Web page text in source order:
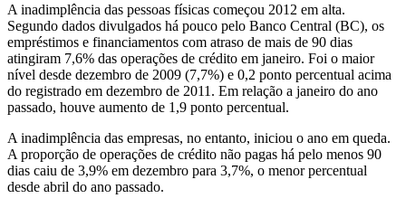
A inadimplência das pessoas físicas começou 2012 em alta.
Segundo dados divulgados há pouco pelo Banco Central (BC), os
empréstimos e financiamentos com atraso de mais de 90 dias
atingiram 7,6% das operações de crédito em janeiro. Foi o maior
nível desde dezembro de 2009 (7,7%) e 0,2 ponto percentual acima
do registrado em dezembro de 2011. Em relação a janeiro do ano
passado, houve aumento de 1,9 ponto percentual.
A inadimplência das empresas, no entanto, iniciou o ano em queda.
A proporção de operações de crédito não pagas há pelo menos 90
dias caiu de 3,9% em dezembro para 3,7%, o menor percentual
desde abril do ano passado.